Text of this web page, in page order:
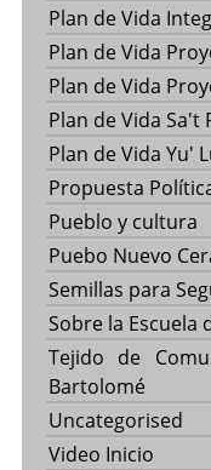
Plan de Vida
Plan de Vida
Plan de Vida
Plan de Vida Sa't
Plan de Vida Yu'
Propuesta
Pueblo y cultura
Puebo Nuevo
Semillas para
Sobre la Escuela
Tejido de
Bartolomé
Uncategorised
Video Inicio